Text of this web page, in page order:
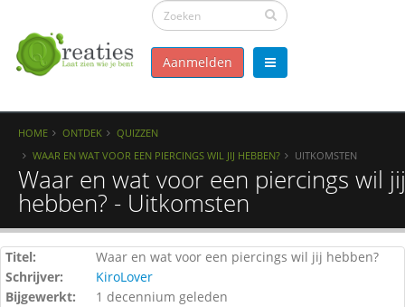
Aanmelden
HOME ONTDEK
QUIZZEN
WAAR EN WAT VOOR EEN PIERCINGS WIL JIJ HEBBEN?
UITKOMSTEN
Waar en wat voor een piercings wil jij
hebben? - Uitkomsten
Titel:
Waar en wat voor een piercings wil jij hebben?
Schrijver:
KiroLover
Bijgewerkt:
1 decennium geleden